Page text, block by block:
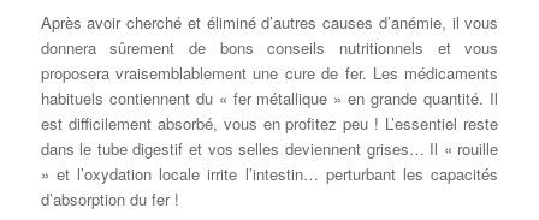
Après avoir cherché et éliminé d’autres causes d’anémie, il vous
donnera sûrement de bons conseils nutritionnels et vous
proposera vraisemblablement une cure de fer. Les médicaments
habituels contiennent du « fer métallique » en grande quantité. Il
est difficilement absorbé, vous en profitez peu ! L’essentiel reste
dans le tube digestif et vos selles deviennent grises… Il « rouille
» et l’oxydation locale irrite l’intestin… perturbant les capacités
d’absorption du fer !